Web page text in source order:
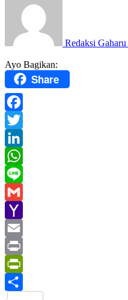
Redaksi Gaharu
Ayo Bagikan:
Share
Facebook
Twitter
LinkedIn
WhatsApp
Line
Gmail
Yahoo
Mail
Email
Print
PrintFriendly